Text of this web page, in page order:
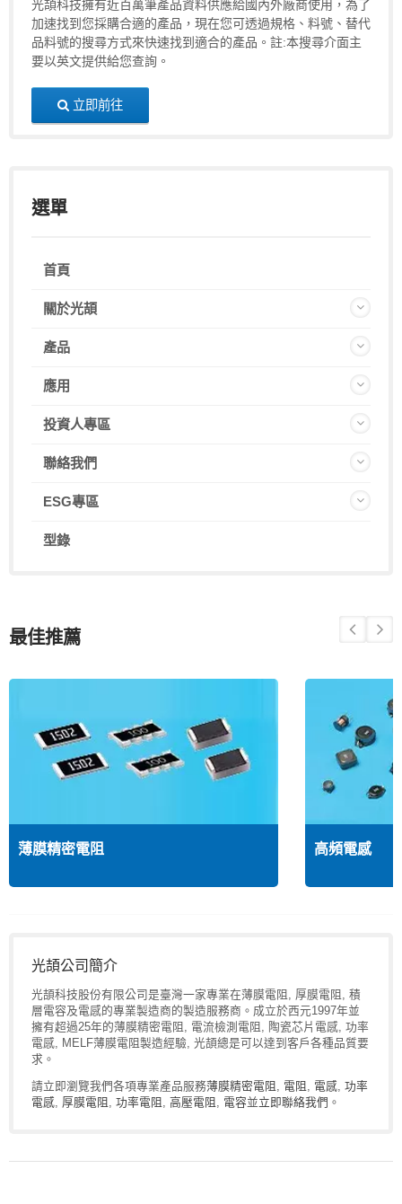
光頡科技擁有近百萬筆產品資料供應給國內外廠商使用，為了
加速找到您採購合適的產品，現在您可透過規格、料號、替代
品料號的搜尋方式來快速找到適合的產品。註:本搜尋介面主
要以英文提供給您查詢。
立即前往
選單
首頁
關於光頡
產品
應用
投資人專區
聯絡我們
ESG專區
型錄
最佳推薦
薄膜精密電阻 高頻電感
光頡公司簡介
光頡科技股份有限公司是臺灣一家專業在薄膜電阻, 厚膜電阻, 積
層電容及電感的專業製造商的製造服務商。成立於西元1997年並
擁有超過25年的薄膜精密電阻, 電流檢測電阻, 陶瓷芯片電感, 功率
電感, MELF薄膜電阻製造經驗, 光頡總是可以達到客戶各種品質要
求。
請立即瀏覽我們各項專業產品服務薄膜精密電阻 電阻 電感 功率
電感 厚膜電阻 功率電阻 高壓電阻 電容並立即聯絡我們 。